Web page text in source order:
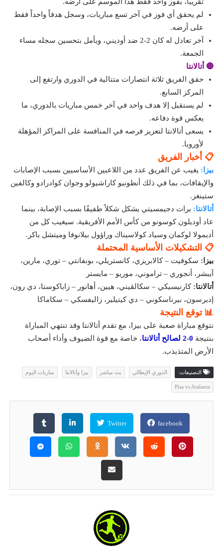
لم يحقق أي فوز في آخر تسع مباريات، وسجل هدفاً واحداً فقط
على أرضه.
آخر تعادل له كان 2-2 ضد أوديني، ويأمل بتحسين سجله مساء
الجمعة.
🔴 أتالانتا
حقق الفريق ثلاثة انتصارات متتالية في الدوري وارتفع إلى
المركز السابع.
لم يستقبل إلا هدف واحد في آخر خمس مباريات بالدوري، ما
يعكس قوة دفاعه.
يسعى أتالانتا لتعزيز فرصه في المنافسة على المراكز المؤهلة
لأوروبا.
📋 أخبار الفريق
بيزا: يغيب عن الفريق عدد من اللاعبين الأساسيين بسبب الإصابات
والإيقافات، بما في ذلك أنطونيو كاراشيولو وجوان كوادرادو وكالفين
ستينغز.
أتالانتا: برات دجيمسيتي يشكل شكلاً طفيفًا بسبب الإصابة، بينما
عاد أوديلون كوسونو من كأس الأمم الأفريقية. سيغيب كل من
أديمولا لوكمان وسياد كولاسيناك وراؤول بيلانوفا وميتشل باكر.
📋 التشكيلات الأساسية المحتملة
بيزا: سكوفيت – كالابريزي، كانستريلي، بونفانتي – توري، مارين،
آيبشر، أنجوري – تراموني، موريو – مايستر
أتالانتا: كارنيسيكي – سكالڤيني، هيين، أهانور – زاباكوستا، دي رون،
إديرسون، بيرناسكوني – دي كيتيلير، زاليفسكي – سكاماكا
📊 توقع النتيجة
نتوقع مباراة صعبة على بيزا، مع تقدم أتالانتا وقد تنتهي المباراة
بنتيجة 0‑2 لصالح أتالانتا
، خاصة مع قوة الضيوف وأداء أصحاب
الأرض المتذبذب.
التصنيفات: الدوري الإيطالي بث مباشر بيزا وأتالانتا مباريات اليوم
Pisa vs Atalanta
facebook
Twitter